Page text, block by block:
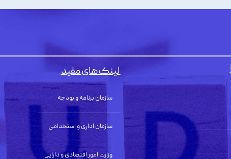
لینک‌های مفید
سازمان برنامه و بودجه
سازمان اداری و استخدامی
وزارت امور اقتصادی و دارایی